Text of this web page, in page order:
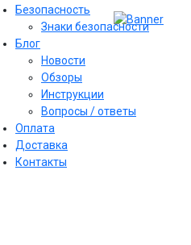
Безопасность
Знаки безопасности
Блог
Новости
Обзоры
Инструкции
Вопросы / ответы
Оплата
Доставка
Контакты